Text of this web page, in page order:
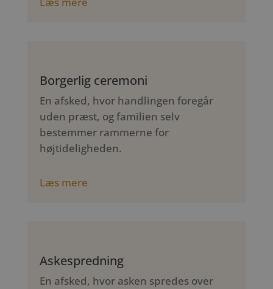
Borgerlig ceremoni
En afsked, hvor handlingen foregår
uden præst, og familien selv
bestemmer rammerne for
højtideligheden.
Læs mere
Askespredning
En afsked, hvor asken spredes over